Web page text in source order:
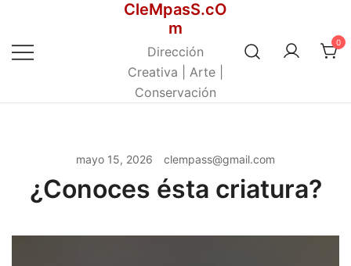
contenido
CleMpasS.cO
m
Dirección
Creativa | Arte |
Conservación
0
mayo 15, 2026 clempass@gmail.com
¿Conoces ésta criatura?